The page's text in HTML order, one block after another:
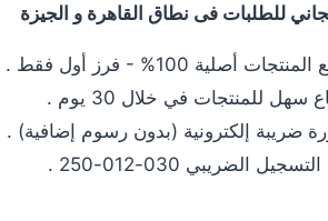
1.899,00 EGP.
1.699,00 EGP.
للطلبات فى نطاق القاهرة و الجيزة
أصلية 100% - فرز أول فقط .
سهل للمنتجات في خلال 30 يوم .
ضريبة إلكترونية (بدون رسوم إضافية) .
الضريبي 030-012-250 .